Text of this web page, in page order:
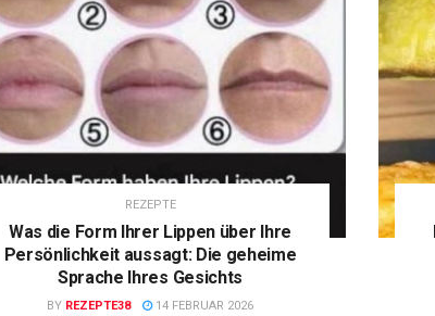
REZEPTE
Was die Form Ihrer Lippen über Ihre
Persönlichkeit aussagt: Die geheime
Sprache Ihres Gesichts
BY REZEPTE38 14 FEBRUAR 2026